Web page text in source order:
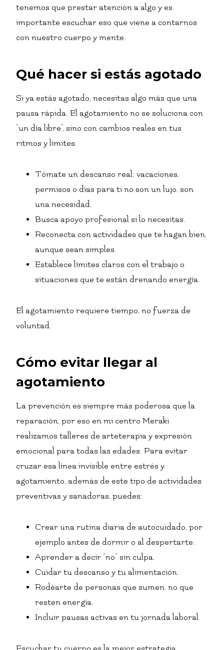
tenemos que prestar atención a algo y es
importante escuchar eso que viene a contarnos
con nuestro cuerpo y mente.
Qué hacer si estás agotado
Si ya estás agotado, necesitas algo más que una
pausa rápida. El agotamiento no se soluciona con
“un día libre”, sino con cambios reales en tus
ritmos y límites.
Tómate un descanso real: vacaciones,
permisos o días para ti no son un lujo, son
una necesidad.
Busca apoyo profesional si lo necesitas.
Reconecta con actividades que te hagan bien,
aunque sean simples.
Establece límites claros con el trabajo o
situaciones que te están drenando energía.
El agotamiento requiere tiempo, no fuerza de
voluntad.
Cómo evitar llegar al
agotamiento
La prevención es siempre más poderosa que la
reparación, por eso en mi centro Meraki
realizamos talleres de arteterapia y expresión
emocional para todas las edades. Para evitar
cruzar esa línea invisible entre estrés y
agotamiento, además de este tipo de actividades
preventivas y sanadoras, puedes:
Crear una rutina diaria de autocuidado, por
ejemplo antes de dormir o al despertarte.
Aprender a decir “no” sin culpa.
Cuidar tu descanso y tu alimentación.
Rodéarte de personas que sumen, no que
resten energía.
Incluir pausas activas en tu jornada laboral.